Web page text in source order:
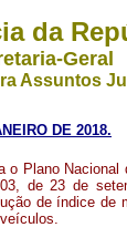
da
Geral
Assuntos
DE 2018.
o Plano Nacional
de 23 de
de índice de